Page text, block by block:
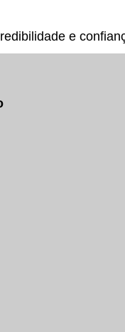
e